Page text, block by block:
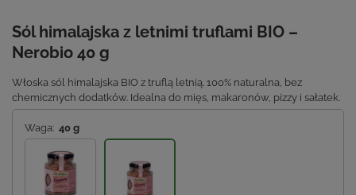
Sól himalajska z letnimi truflami BIO –
Nerobio 40 g
Włoska sól himalajska BIO z truflą letnią. 100% naturalna, bez
chemicznych dodatków. Idealna do mięs, makaronów, pizzy i sałatek.
Waga: 40 g